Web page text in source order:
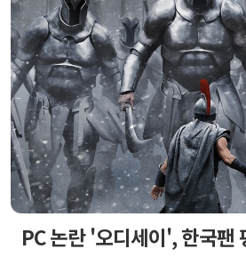
PC 논란 '오디세이', 한국팬